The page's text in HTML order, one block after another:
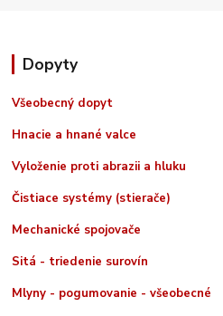
Dopyty
Všeobecný dopyt
Hnacie a hnané valce
Vyloženie proti abrazii a hluku
Čistiace systémy (stierače)
Mechanické spojovače
Sitá - triedenie surovín
Mlyny - pogumovanie - všeobecné